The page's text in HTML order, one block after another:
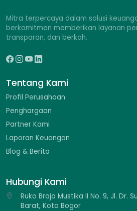
Mitra terpercaya dalam solusi
berkomitmen memberikan layanan
transparan, dan berkah.
Tentang Kami
Profil Perusahaan
Penghargaan
Partner Kami
Laporan Keuangan
Blog & Berita
Hubungi Kami
Ruko Braja Mustika II No. 9, Jl. Dr.
Barat, Kota Bogor